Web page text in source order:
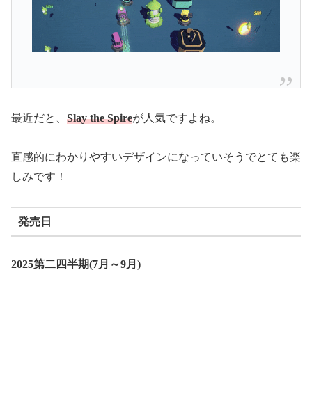
最近だと、 Slay the Spireが人気ですよね。
直感的にわかりやすいデザインになっていそうでとても楽
しみです！
発売日
2025第二四半期(7月～9月)